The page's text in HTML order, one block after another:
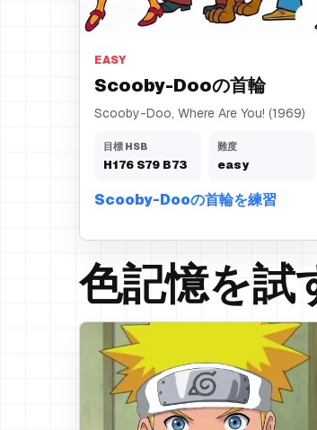
首輪
EASY
Scooby-Dooの首輪
Scooby-Doo, Where Are You! (1969)
目標 HSB
H176 S79 B73
難度
easy
Scooby-Dooの首輪を練習
色記憶を試